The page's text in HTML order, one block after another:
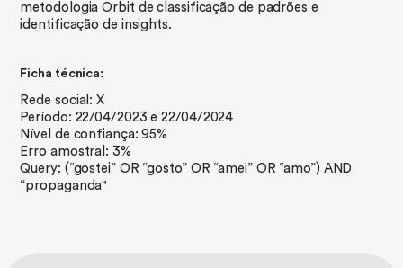
metodologia Orbit de classificação de padrões e
identificação de insights.
Ficha técnica:
Rede social: X
Período: 22/04/2023 e 22/04/2024
Nível de confiança: 95%
Erro amostral: 3%
Query: (“gostei” OR “gosto” OR “amei” OR “amo”) AND
“propaganda"